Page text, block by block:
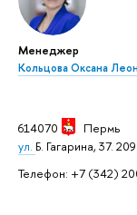
Менеджер
Кольцова Оксана
614070
Пермь
ул. Б. Гагарина, 37.
Телефон: +7 (342)